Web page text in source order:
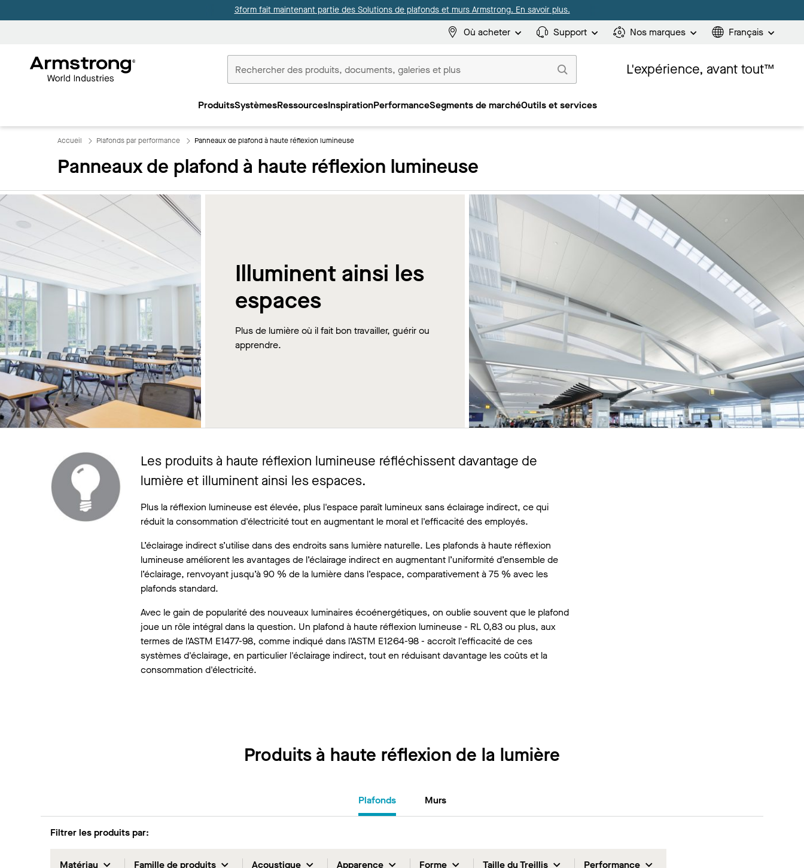
3form fait maintenant partie des Solutions de plafonds et murs Armstrong. En savoir plus.
Où acheter Support Nos marques Français
Commerciaux
L'expérience, avant tout™
ProduitsSystèmesRessourcesInspirationPerformanceSegments de marchéOutils et services
Accueil Plafonds par performance Panneaux de plafond à haute réflexion lumineuse
Panneaux de plafond à haute réflexion lumineuse
Illuminent ainsi les
espaces
Plus de lumière où il fait bon travailler, guérir ou
apprendre.
Les produits à haute réflexion lumineuse réfléchissent davantage de
lumière et illuminent ainsi les espaces.
Plus la réflexion lumineuse est élevée, plus l'espace paraît lumineux sans éclairage indirect, ce qui
réduit la consommation d'électricité tout en augmentant le moral et l'efficacité des employés.
L’éclairage indirect s’utilise dans des endroits sans lumière naturelle. Les plafonds à haute réflexion
lumineuse améliorent les avantages de l’éclairage indirect en augmentant l’uniformité d’ensemble de
l’éclairage, renvoyant jusqu’à 90 % de la lumière dans l’espace, comparativement à 75 % avec les
plafonds standard.
Avec le gain de popularité des nouveaux luminaires écoénergétiques, on oublie souvent que le plafond
joue un rôle intégral dans la question. Un plafond à haute réflexion lumineuse - RL 0,83 ou plus, aux
termes de l’ASTM E1477-98, comme indiqué dans l’ASTM E1264-98 - accroît l'efficacité de ces
systèmes d'éclairage, en particulier l'éclairage indirect, tout en réduisant davantage les coûts et la
consommation d'électricité.
Produits à haute réflexion de la lumière
Plafonds Murs
Filtrer les produits par:
Matériau Famille de produits Acoustique Apparence Forme Taille du Treillis Performance